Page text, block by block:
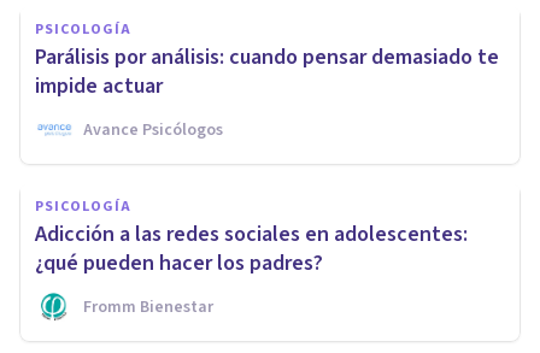
PSICOLOGÍA
Parálisis por análisis: cuando pensar demasiado te
impide actuar
Avance Psicólogos
PSICOLOGÍA
Adicción a las redes sociales en adolescentes:
¿qué pueden hacer los padres?
Fromm Bienestar